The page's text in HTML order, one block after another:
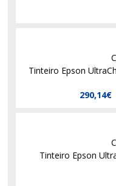
Tinteiro Epson
290,14€
Tinteiro Epson